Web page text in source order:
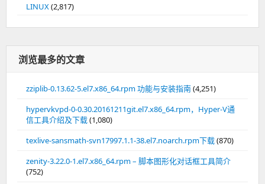
LINUX(2,817)
浏览最多的文章
zziplib-0.13.62-5.el7.x86_64.rpm 功能与安装指南(4,251)
hypervkvpd-0-0.30.20161211git.el7.x86_64.rpm，Hyper-V通
信工具介绍及下载(1,080)
texlive-sansmath-svn17997.1.1-38.el7.noarch.rpm下载(870)
zenity-3.22.0-1.el7.x86_64.rpm – 脚本图形化对话框工具简介
(752)